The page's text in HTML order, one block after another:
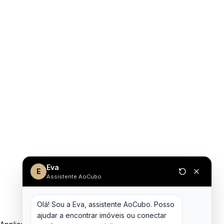
E Eva
Assistente AoCubo
Olá! Sou a Eva, assistente AoCubo. Posso
ajudar a encontrar imóveis ou conectar